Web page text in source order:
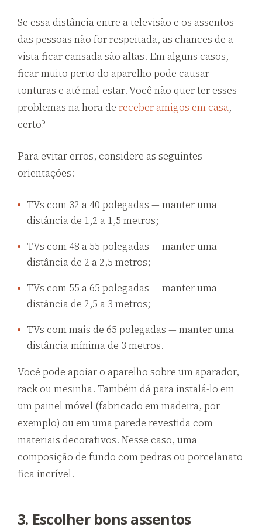
Se essa distância entre a televisão e os assentos
das pessoas não for respeitada, as chances de a
vista ficar cansada são altas. Em alguns casos,
ficar muito perto do aparelho pode causar
tonturas e até mal-estar. Você não quer ter esses
problemas na hora de receber amigos em casa,
certo?
Para evitar erros, considere as seguintes
orientações:
TVs com 32 a 40 polegadas — manter uma
distância de 1,2 a 1,5 metros;
TVs com 48 a 55 polegadas — manter uma
distância de 2 a 2,5 metros;
TVs com 55 a 65 polegadas — manter uma
distância de 2,5 a 3 metros;
TVs com mais de 65 polegadas — manter uma
distância mínima de 3 metros.
Você pode apoiar o aparelho sobre um aparador,
rack ou mesinha. Também dá para instalá-lo em
um painel móvel (fabricado em madeira, por
exemplo) ou em uma parede revestida com
materiais decorativos. Nesse caso, uma
composição de fundo com pedras ou porcelanato
fica incrível.
3. Escolher bons assentos